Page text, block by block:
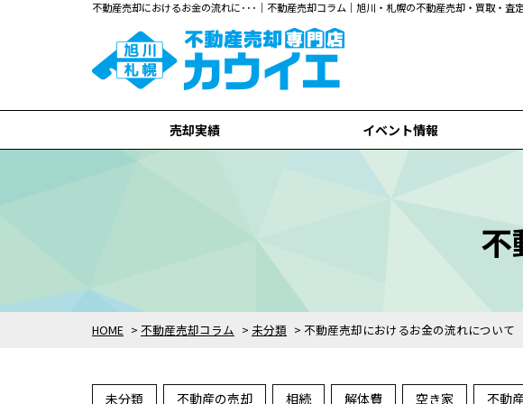
不動産売却におけるお金の流れに･･･｜不動産売却コラム｜旭川・札幌の不動産売却・買取・
売却実績
全て
旭川市
札幌市
イベント情報
HOME > 不動産売却コラム > 未分類 > 不動産売却におけるお金の流れについて
不
未分類 不動産の売却 相続 解体費 空き家 不動